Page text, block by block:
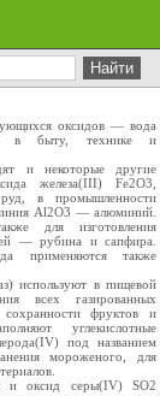
оксидов — вода
в быту, технике и
и некоторые другие
железа(III) Fe2O3,
в промышленности
Al2O3 — алюминий.
для изготовления
— рубина и сапфира.
применяются также
используют в пищевой
всех газированных
сохранности фруктов и
углекислотные
под названием
мороженого, для
и оксид серы(IV) SO2